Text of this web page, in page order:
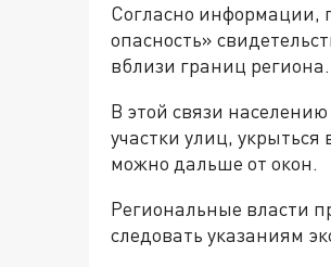
Согласно информации,
опасность»
вблизи границ региона.
В этой связи
участки улиц,
можно дальше от окон.
Региональные власти
следовать указаниям